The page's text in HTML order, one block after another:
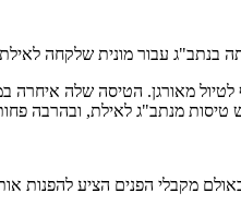
טיסות מנתב"ג לאילת, ובהרבה